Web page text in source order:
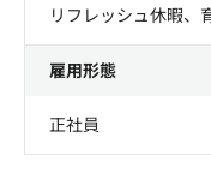
リフレッシュ休暇、
雇用形態
正社員